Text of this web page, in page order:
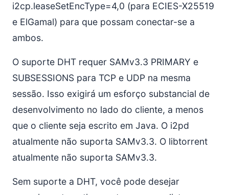
i2cp.leaseSetEncType=4,0 (para ECIES-X25519
e ElGamal) para que possam conectar-se a
ambos.
O suporte DHT requer SAMv3.3 PRIMARY e
SUBSESSIONS para TCP e UDP na mesma
sessão. Isso exigirá um esforço substancial de
desenvolvimento no lado do cliente, a menos
que o cliente seja escrito em Java. O i2pd
atualmente não suporta SAMv3.3. O libtorrent
atualmente não suporta SAMv3.3.
Sem suporte a DHT, você pode desejar